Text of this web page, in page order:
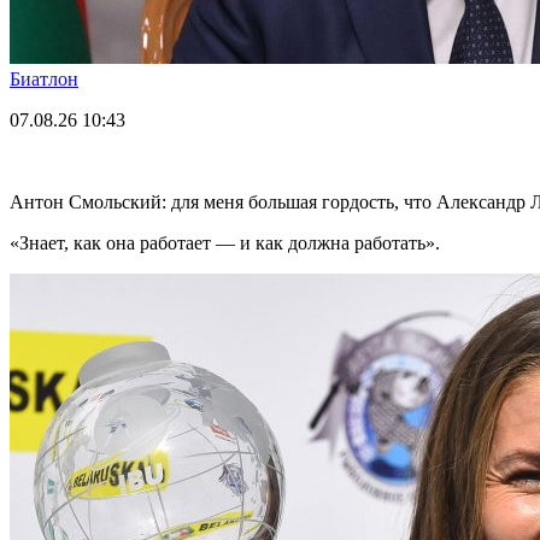
Биатлон
07.08.26 10:43
Антон Смольский: для меня большая гордость, что Александр
«Знает, как она работает — и как должна работать».